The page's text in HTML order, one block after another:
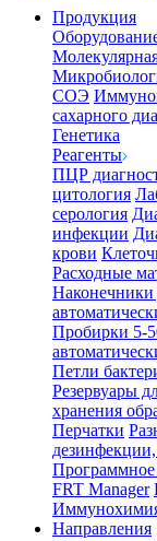
Продукция
СОЭ
сахарного
Генетика
Реагенты
ПЦР
цитология
серология
инфекции
крови
Расходные
Наконечники
Пробирки 5-
Петли
Резервуары
хранения
Перчатки
Программное
FRT Manager
Направления